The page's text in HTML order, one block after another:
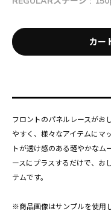
カー
フロントのパネルレースがお
やすく、様々なアイテムにマ
トが透け感のある軽やかなム
ースにプラスするだけで、お
テムです。
※商品画像はサンプルを使用